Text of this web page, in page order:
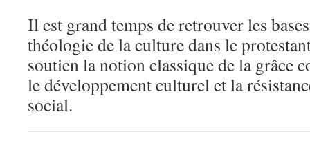
Il est grand temps de retrouver les
théologie de la culture dans le
soutien la notion classique de la grâce
le développement culturel et la
social.